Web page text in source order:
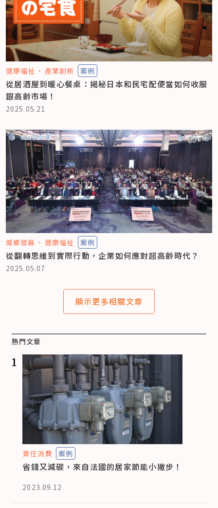
健康福祉 產業創新 案例
從居酒屋到暖心餐桌：揭秘日本和民宅配便當如何收服
銀高齡市場！
2025.05.21
城鄉發展 健康福祉 案例
從翻轉思維到實際行動，企業如何應對超高齡時代？
2025.05.07
顯示更多相關文章
熱門文章
1
責任消費 案例
省錢又減碳，來自法國的居家節能小撇步！
2023.09.12